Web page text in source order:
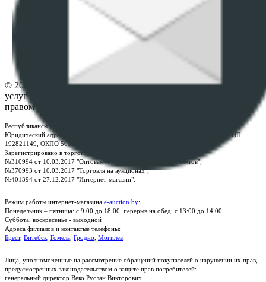
ПОЛОЖЕНИЕ О ПОЛИТИКЕ ОБРАБОТКИ COOKIE-
Настройки cookie-файлов
© 2026 Республиканское унитарное предприятие по оказанию
услуг "БелЮрОбеспечение" - Все права защищены авторским
правом
Республиканское унитарное предприятие по оказанию услуг "БелЮрОбеспечение"
Юридический адрес: г. Минск, пр-т. Дзержинского, 1Б, e-mail:
, УНП
192821149, ОКПО 500111895000
Зарегистрировано в торговом реестре Республики Беларусь:
№310994 от 10.03.2017 "Оптовая торговля без торговых объектов";
№370993 от 10.03.2017 "Торговля на аукционах";
№401394 от 27.12.2017 "Интернет-магазин".
Режим работы интернет-магазина e-auction.by:
Понедельник – пятница: с 9:00 до 18:00, перерыв на обед: с 13:00 до 14:00
Суббота, воскресенье - выходной
Адреса филиалов и контактые телефоны:
Брест, Витебск Гомель Гродно Могилёв
Лица, уполномоченные на рассмотрение обращений покупателей о нарушении их прав,
предусмотренных законодательством о защите прав потребителей:
генеральный директор Веко Руслан Викторович.